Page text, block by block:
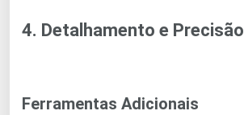
4. Detalhamento e Precisão
Ferramentas Adicionais